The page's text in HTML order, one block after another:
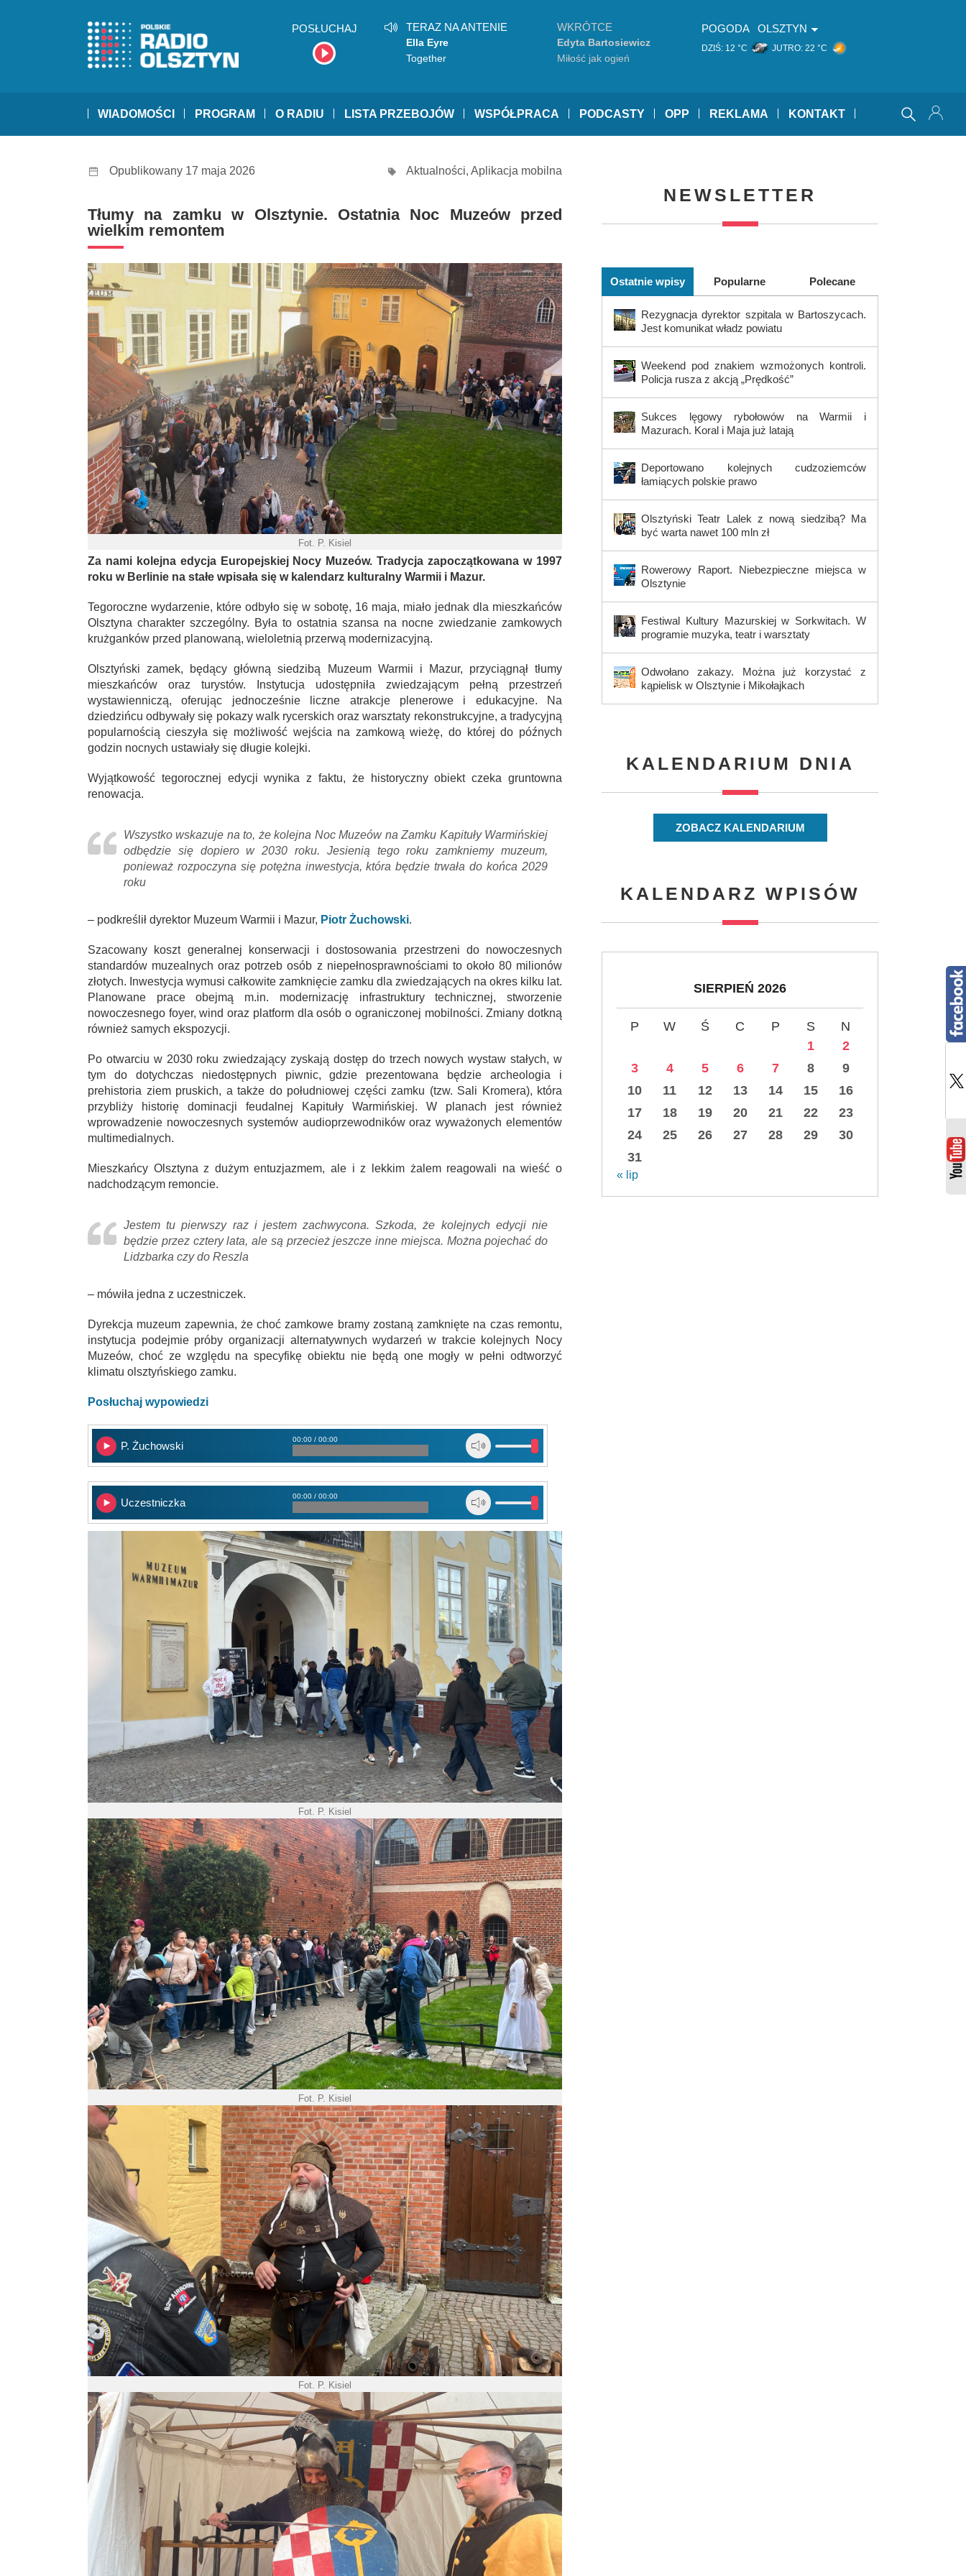
POSŁUCHAJ TERAZ NA ANTENIE
Ella Eyre
Together
WKRÓTCE
Edyta Bartosiewicz
Miłość jak ogień
POGODA OLSZTYN
DZIŚ: 12 °C JUTRO: 22 °C
WIADOMOŚCI PROGRAM O RADIU LISTA PRZEBOJÓW WSPÓŁPRACA PODCASTY OPP REKLAMA KONTAKT
Opublikowany 17 maja 2026 Aktualności, Aplikacja mobilna
Tłumy na zamku w Olsztynie. Ostatnia Noc Muzeów przed
wielkim remontem
Fot. P. Kisiel
Za nami kolejna edycja Europejskiej Nocy Muzeów. Tradycja zapoczątkowana w 1997
roku w Berlinie na stałe wpisała się w kalendarz kulturalny Warmii i Mazur.
Tegoroczne wydarzenie, które odbyło się w sobotę, 16 maja, miało jednak dla mieszkańców
Olsztyna charakter szczególny. Była to ostatnia szansa na nocne zwiedzanie zamkowych
krużganków przed planowaną, wieloletnią przerwą modernizacyjną.
Olsztyński zamek, będący główną siedzibą Muzeum Warmii i Mazur, przyciągnął tłumy
mieszkańców oraz turystów. Instytucja udostępniła zwiedzającym pełną przestrzeń
wystawienniczą, oferując jednocześnie liczne atrakcje plenerowe i edukacyjne. Na
dziedzińcu odbywały się pokazy walk rycerskich oraz warsztaty rekonstrukcyjne, a tradycyjną
popularnością cieszyła się możliwość wejścia na zamkową wieżę, do której do późnych
godzin nocnych ustawiały się długie kolejki.
Wyjątkowość tegorocznej edycji wynika z faktu, że historyczny obiekt czeka gruntowna
renowacja.
Wszystko wskazuje na to, że kolejna Noc Muzeów na Zamku Kapituły Warmińskiej
odbędzie się dopiero w 2030 roku. Jesienią tego roku zamkniemy muzeum,
ponieważ rozpoczyna się potężna inwestycja, która będzie trwała do końca 2029
roku
– podkreślił dyrektor Muzeum Warmii i Mazur, Piotr Żuchowski.
Szacowany koszt generalnej konserwacji i dostosowania przestrzeni do nowoczesnych
standardów muzealnych oraz potrzeb osób z niepełnosprawnościami to około 80 milionów
złotych. Inwestycja wymusi całkowite zamknięcie zamku dla zwiedzających na okres kilku lat.
Planowane prace obejmą m.in. modernizację infrastruktury technicznej, stworzenie
nowoczesnego foyer, wind oraz platform dla osób o ograniczonej mobilności. Zmiany dotkną
również samych ekspozycji.
Po otwarciu w 2030 roku zwiedzający zyskają dostęp do trzech nowych wystaw stałych, w
tym do dotychczas niedostępnych piwnic, gdzie prezentowana będzie archeologia i
prehistoria ziem pruskich, a także do południowej części zamku (tzw. Sali Kromera), która
przybliży historię dominacji feudalnej Kapituły Warmińskiej. W planach jest również
wprowadzenie nowoczesnych systemów audioprzewodników oraz wyważonych elementów
multimedialnych.
Mieszkańcy Olsztyna z dużym entuzjazmem, ale i z lekkim żalem reagowali na wieść o
nadchodzącym remoncie.
Jestem tu pierwszy raz i jestem zachwycona. Szkoda, że kolejnych edycji nie
będzie przez cztery lata, ale są przecież jeszcze inne miejsca. Można pojechać do
Lidzbarka czy do Reszla
– mówiła jedna z uczestniczek.
Dyrekcja muzeum zapewnia, że choć zamkowe bramy zostaną zamknięte na czas remontu,
instytucja podejmie próby organizacji alternatywnych wydarzeń w trakcie kolejnych Nocy
Muzeów, choć ze względu na specyfikę obiektu nie będą one mogły w pełni odtworzyć
klimatu olsztyńskiego zamku.
Posłuchaj wypowiedzi
P. Żuchowski
00:00 / 00:00
Uczestniczka
00:00 / 00:00
Fot. P. Kisiel
Fot. P. Kisiel
Fot. P. Kisiel
NEWSLETTER
Ostatnie wpisy Popularne Polecane
Rezygnacja dyrektor szpitala w Bartoszycach.
Jest komunikat władz powiatu
Weekend pod znakiem wzmożonych kontroli.
Policja rusza z akcją „Prędkość”
Sukces lęgowy rybołowów na Warmii i
Mazurach. Koral i Maja już latają
Deportowano kolejnych cudzoziemców
łamiących polskie prawo
Olsztyński Teatr Lalek z nową siedzibą? Ma
być warta nawet 100 mln zł
Rowerowy Raport. Niebezpieczne miejsca w
Olsztynie
Festiwal Kultury Mazurskiej w Sorkwitach. W
programie muzyka, teatr i warsztaty
Odwołano zakazy. Można już korzystać z
kąpielisk w Olsztynie i Mikołajkach
KALENDARIUM DNIA
ZOBACZ KALENDARIUM
KALENDARZ WPISÓW
SIERPIEŃ 2026
P W Ś C P S
N
1
2
3
4 5 6 7 8
9
10
11 12 13 14 15
16
17
18 19 20 21 22
23
24
25 26 27 28 29
30
31
« lip